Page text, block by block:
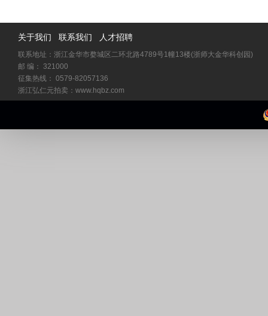
关于我们 联系我们 人才招聘
联系地址：浙江金华市婺城区二环北路4789号1幢13楼(浙师大金华科创园)
邮 编： 321000
征集热线： 0579-82057136
浙江弘仁元拍卖：www.hqbz.com